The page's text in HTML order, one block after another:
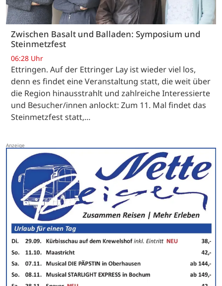
Zwischen Basalt und Balladen: Symposium und
Steinmetzfest
06:28 Uhr
Ettringen. Auf der Ettringer Lay ist wieder viel los,
denn es findet eine Veranstaltung statt, die weit über
die Region hinausstrahlt und zahlreiche Interessierte
und Besucher/innen anlockt: Zum 11. Mal findet das
Steinmetzfest statt,…